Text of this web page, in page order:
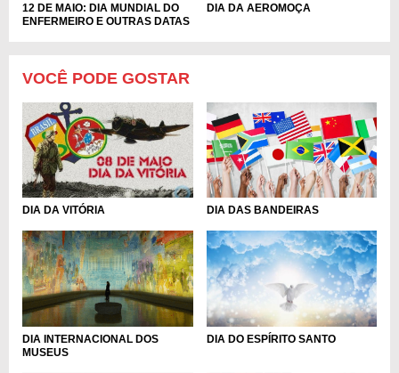
12 DE MAIO: DIA MUNDIAL DO
ENFERMEIRO E OUTRAS DATAS
DIA DA AEROMOÇA
VOCÊ PODE GOSTAR
DIA DA VITÓRIA DIA DAS BANDEIRAS
DIA INTERNACIONAL DOS
MUSEUS
DIA DO ESPÍRITO SANTO